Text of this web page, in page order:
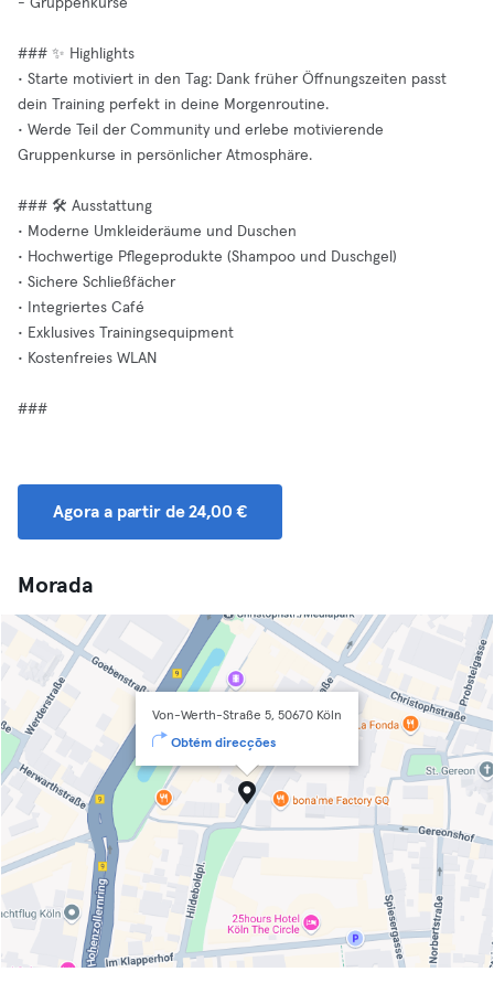
- Gruppenkurse
### ✨ Highlights
• Starte motiviert in den Tag: Dank früher Öffnungszeiten passt
dein Training perfekt in deine Morgenroutine.
• Werde Teil der Community und erlebe motivierende
Gruppenkurse in persönlicher Atmosphäre.
### 🛠️ Ausstattung
• Moderne Umkleideräume und Duschen
• Hochwertige Pflegeprodukte (Shampoo und Duschgel)
• Sichere Schließfächer
• Integriertes Café
• Exklusives Trainingsequipment
• Kostenfreies WLAN
###
Agora a partir de 24,00 €
Morada
Von-Werth-Straße 5, 50670 Köln
Obtém direcções